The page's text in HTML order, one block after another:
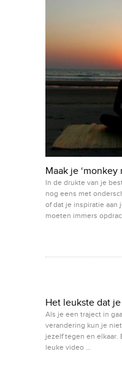
Maak je
In de drukte van je
nog eens met
of dat je inspiratie aan
moeten immers
Het leukste dat
Als je een traject in
verandering kun je
jezelf tegen en elkaar.
leuke video …